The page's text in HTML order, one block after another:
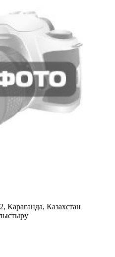
Караганда, Казахстан